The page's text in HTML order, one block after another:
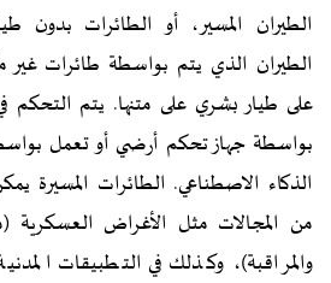
الطيران الذي يتم بواسطة طائرات غير
على طيار بشري على متنها. يتم
بواسطة جهاز تحكم أرضي أو تعمل
الذكاء الاصطناعي. الطائرات المسيرة
من المجالات مثل الأغراض العسكرية
والمراقبة)، وكذلك في التطبيقات